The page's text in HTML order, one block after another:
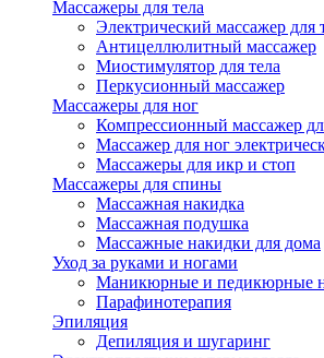
Массажеры для тела
Электрический массажер для
Антицеллюлитный массажер
Миостимулятор для тела
Перкусионный массажер
Массажеры для ног
Компрессионный массажер
Массажер для ног
Массажеры для икр и стоп
Массажеры для спины
Массажная накидка
Массажная подушка
Массажные накидки для дома
Уход за руками и ногами
Маникюрные и педикюрные
Парафинотерапия
Эпиляция
Депиляция и шугаринг